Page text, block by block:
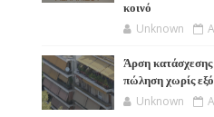
κοινό
Unknown
Άρση κατάσχεσης
πώληση χωρίς
Unknown